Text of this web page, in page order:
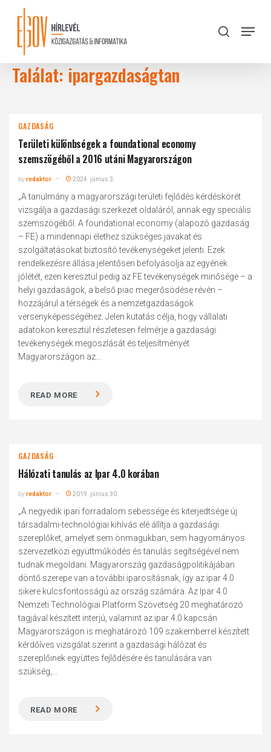
content
search
Menu
Találat: ipargazdaságtan
GAZDASÁG
Területi különbségek a foundational economy
szemszögéből a 2016 utáni Magyarországon
byredaktor 2024. június 3.
„A tanulmány a magyarországi területi fejlődés kérdéskörét
vizsgálja a gazdasági szerkezet oldaláról, annak egy speciális
szemszögéből. A foundational economy (alapozó gazdaság
– FE) a mindennapi élethez szükséges javakat és
szolgáltatásokat biztosító tevékenységeket jelenti. Ezek
rendelkezésre állása jelentősen befolyásolja az egyének
jólétét, ezen keresztül pedig az FE tevékenységek minősége – a
helyi gazdaságok, a belső piac megerősödése révén –
hozzájárul a térségek és a nemzetgazdaságok
versenyképességéhez. Jelen kutatás célja, hogy vállalati
adatokon keresztül részletesen felmérje a gazdasági
tevékenységek megoszlását és teljesítményét
Magyarországon az...
READ MORE
GAZDASÁG
Hálózati tanulás az Ipar 4.0 korában
byredaktor 2019. június 30.
„A negyedik ipari forradalom sebessége és kiterjedtsége új
társadalmi-technológiai kihívás elé állítja a gazdasági
szereplőket, amelyet sem önmagukban, sem hagyományos
szervezetközi együttműködés és tanulás segítségével nem
tudnak megoldani. Magyarország gazdaságpolitikájában
döntő szerepe van a további iparosításnak, így az ipar 4.0
sikere kulcsfontosságú az ország számára. Az Ipar 4.0
Nemzeti Technológiai Platform Szövetség 20 meghatározó
tagjával készített interjú, valamint az ipar 4.0 kapcsán
Magyarországon is meghatározó 109 szakemberrel készített
kérdőíves vizsgálat szerint a gazdasági hálózat és
szereplőinek együttes fejlődésére és tanulására van
szükség,...
READ MORE
Close